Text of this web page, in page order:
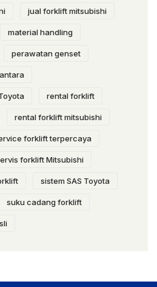
jual forklift mitsubishi
material handling
perawatan genset
rental forklift
rental forklift mitsubishi
forklift terpercaya
forklift Mitsubishi
sistem SAS Toyota
suku cadang forklift